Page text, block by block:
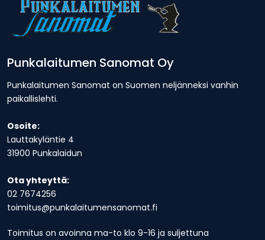
Punkalaitumen Sanomat Oy
Punkalaitumen Sanomat on Suomen neljänneksi vanhin
paikallislehti.
Osoite:
Lauttakyläntie 4
31900 Punkalaidun
Ota yhteyttä:
02 7674256
toimitus@punkalaitumensanomat.fi
Toimitus on avoinna ma-to klo 9-16 ja suljettuna